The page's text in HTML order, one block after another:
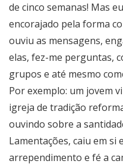
de cinco semanas! Mas
encorajado pela forma
ouviu as mensagens,
elas, fez-me perguntas,
grupos e até mesmo
Por exemplo: um jovem
igreja de tradição
ouvindo sobre a
Lamentações, caiu em si
arrependimento e fé a